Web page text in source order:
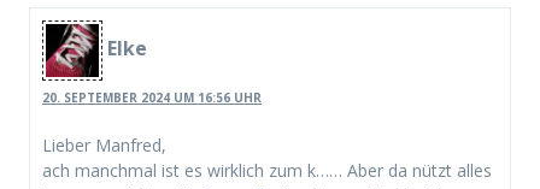
Elke
20. SEPTEMBER 2024 UM 16:56 UHR
Lieber Manfred,
ach manchmal ist es wirklich zum k…… Aber da nützt alles